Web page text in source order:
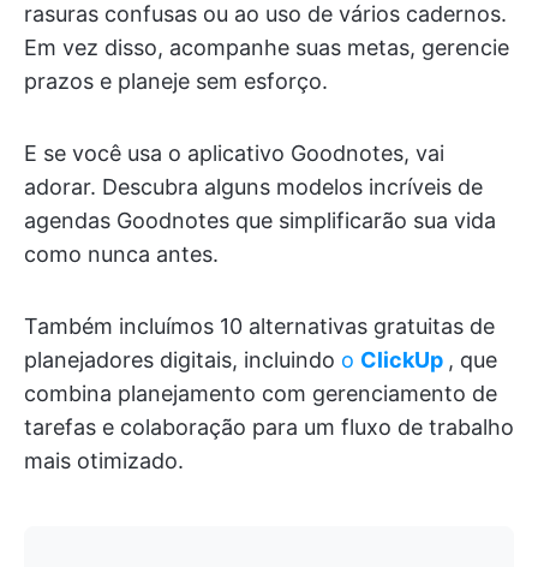
rasuras confusas ou ao uso de vários cadernos.
Em vez disso, acompanhe suas metas, gerencie
prazos e planeje sem esforço.
E se você usa o aplicativo Goodnotes, vai
adorar. Descubra alguns modelos incríveis de
agendas Goodnotes que simplificarão sua vida
como nunca antes.
Também incluímos 10 alternativas gratuitas de
planejadores digitais, incluindo o ClickUp , que
combina planejamento com gerenciamento de
tarefas e colaboração para um fluxo de trabalho
mais otimizado.